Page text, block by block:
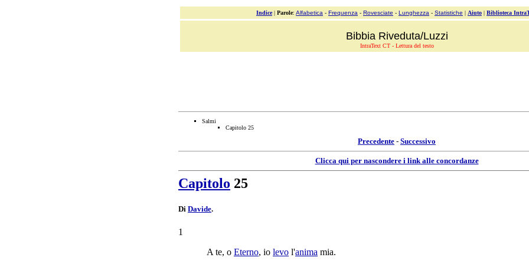
Indice| Parole: Alfabetica - Frequenza - Rovesciate - Lunghezza - Statistiche | Aiuto | Biblioteca
Bibbia Riveduta/Luzzi
IntraText CT - Lettura del testo
Salmi
Capitolo 25
Precedente - Successivo
Clicca qui per nascondere i link alle concordanze
Capitolo 25
Di Davide.
1
A te, o Eterno, io levo l'anima mia.